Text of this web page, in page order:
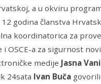
a u okviru
godina članstva
koordinatorica za
i OSCE-a za sigurnost
medije Jasna
24sata Ivan Buča